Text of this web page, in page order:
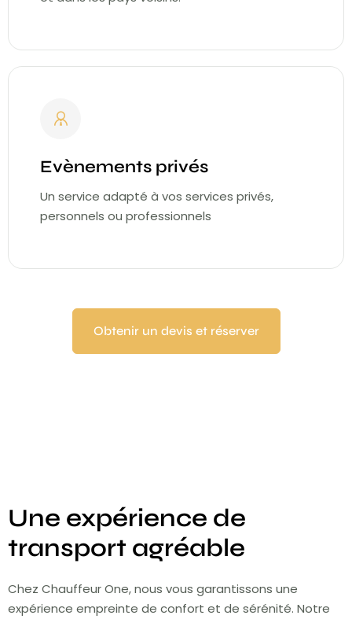
Evènements privés
Un service adapté à vos services privés,
personnels ou professionnels
Obtenir un devis et réserver
Une expérience de
transport agréable
Chez Chauffeur One, nous vous garantissons une
expérience empreinte de confort et de sérénité. Notre